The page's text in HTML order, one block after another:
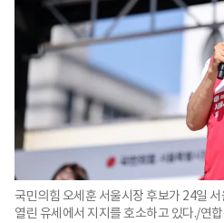
국민의힘 오세훈 서울시장 후보가 24일
열린 유세에서 지지를 호소하고 있다./연